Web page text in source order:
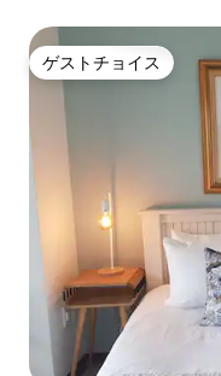
ゲストチョイス
ゲストチョイス